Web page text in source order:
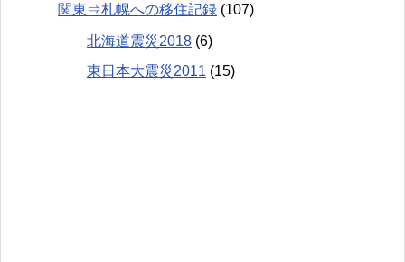
関東⇒札幌への移住記録 (107)
北海道震災2018 (6)
東日本大震災2011 (15)